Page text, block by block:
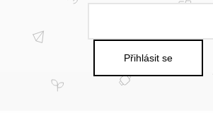
Přihlásit se